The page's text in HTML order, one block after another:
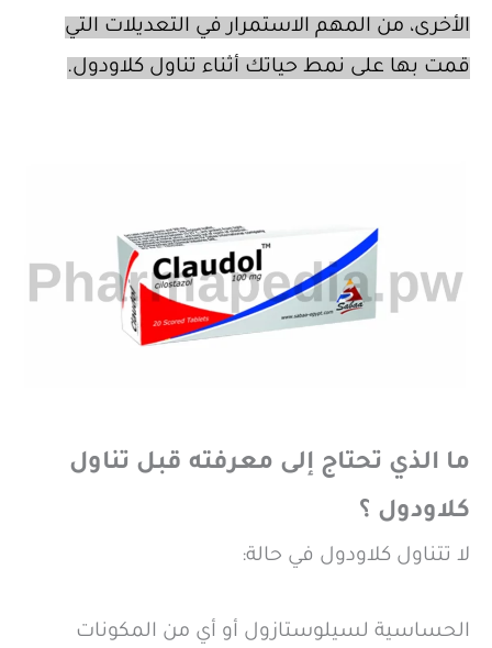
الأخرى، من المهم الاستمرار في التعديلات التي
قمت بها على نمط حياتك أثناء تناول كلاودول.
ما الذي تحتاج إلى معرفته قبل تناول
كلاودول ؟
لا تتناول كلاودول في حالة:
الحساسية لسيلوستازول أو أي من المكونات